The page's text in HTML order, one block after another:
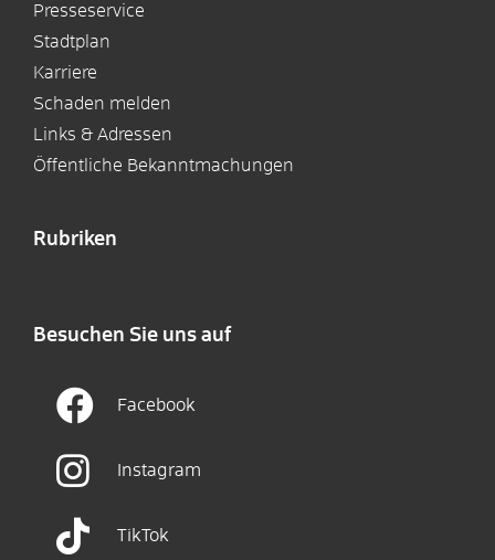
Presseservice
Stadtplan
Karriere
Schaden melden
Links & Adressen
Öffentliche Bekanntmachungen
Rubriken
Besuchen Sie uns auf
Facebook
Instagram
TikTok